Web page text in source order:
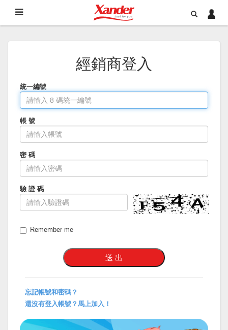
經銷商登入
統一編號
帳 號
密 碼
驗 證 碼
Remember me
忘記帳號和密碼？
還沒有登入帳號？馬上加入！